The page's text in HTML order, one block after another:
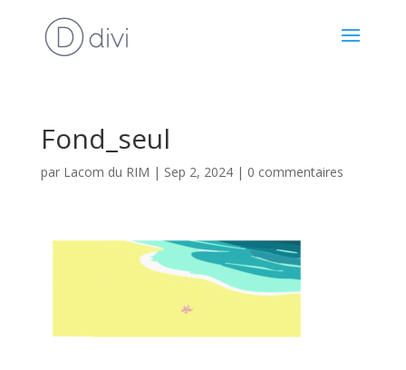
Fond_seul
par Lacom du RIM | Sep 2, 2024| 0 commentaires